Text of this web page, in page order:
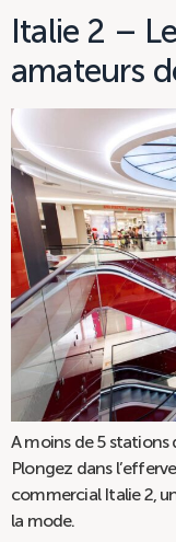
Italie 2 –
amateurs
A moins de 5
Plongez dans
commercial Italie 2,
la mode.